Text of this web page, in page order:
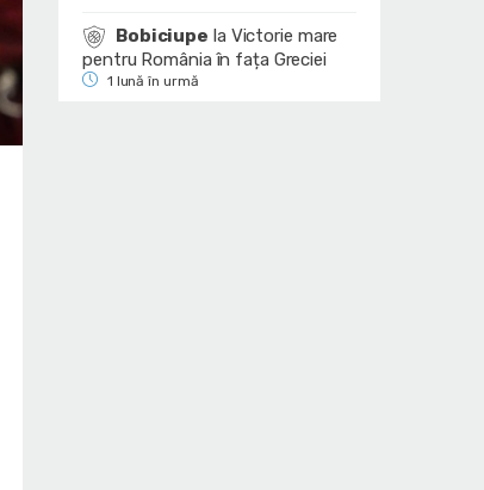
Bobiciupe la Victorie mare
pentru România în fața Greciei
1 lună în urmă